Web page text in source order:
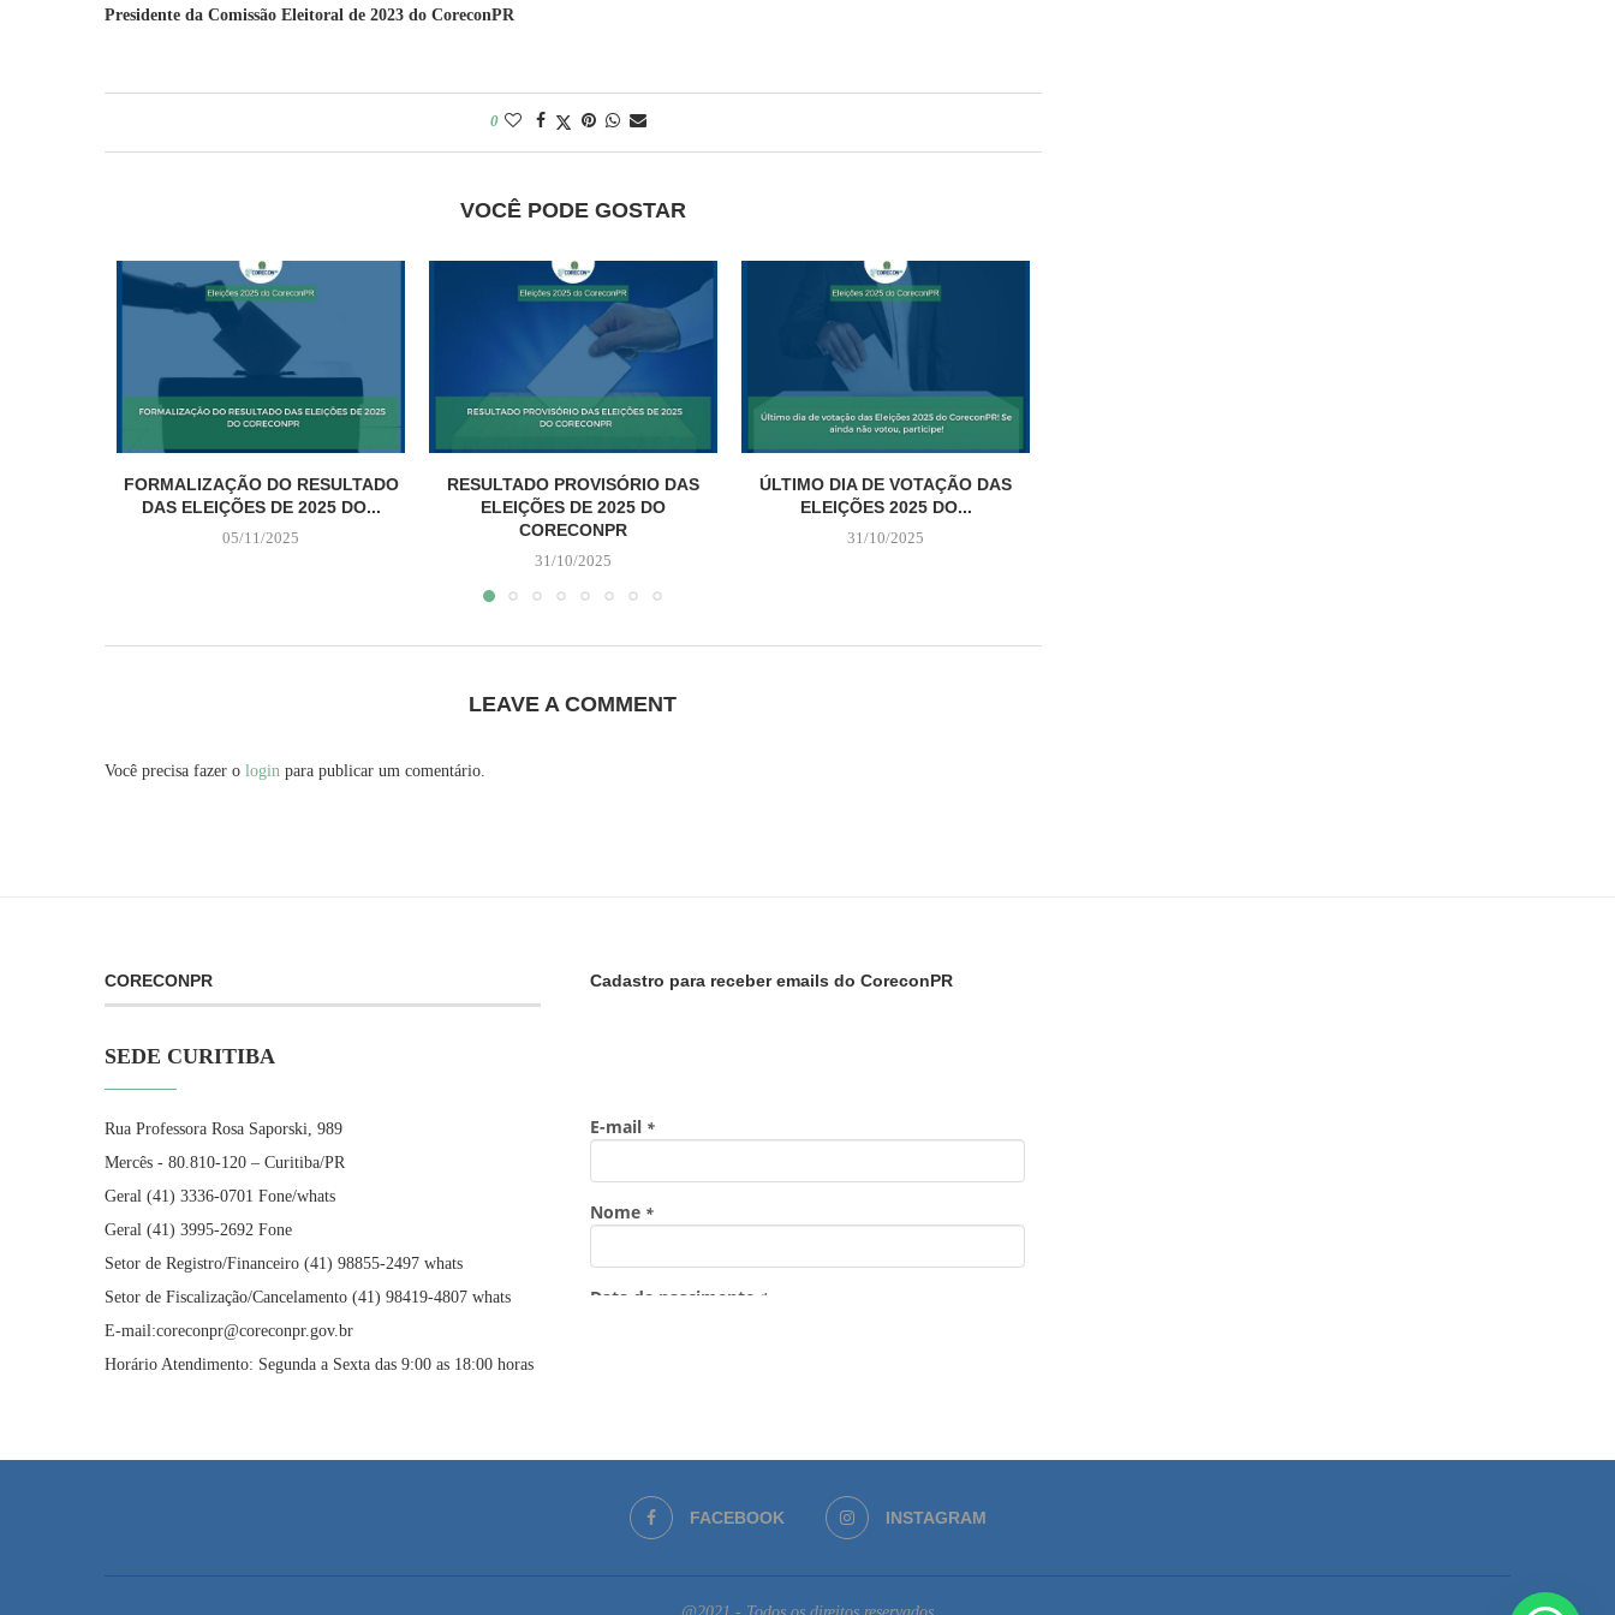
Presidente da Comissão Eleitoral de 2023 do CoreconPR
0
VOCÊ PODE GOSTAR
FORMALIZAÇÃO DO RESULTADO
DAS ELEIÇÕES DE 2025 DO...
05/11/2025
RESULTADO PROVISÓRIO DAS
ELEIÇÕES DE 2025 DO
CORECONPR
31/10/2025
ÚLTIMO DIA DE VOTAÇÃO DAS
ELEIÇÕES 2025 DO...
31/10/2025
LEAVE A COMMENT
Você precisa fazer o login para publicar um comentário.
CORECONPR
SEDE CURITIBA
Rua Professora Rosa Saporski, 989
Mercês - 80.810-120 – Curitiba/PR
Geral (41) 3336-0701 Fone/whats
Geral (41) 3995-2692 Fone
Setor de Registro/Financeiro (41) 98855-2497 whats
Setor de Fiscalização/Cancelamento (41) 98419-4807 whats
E-mail:coreconpr@coreconpr.gov.br
Horário Atendimento: Segunda a Sexta das 9:00 as 18:00 horas
Cadastro para receber emails do CoreconPR
FACEBOOK INSTAGRAM